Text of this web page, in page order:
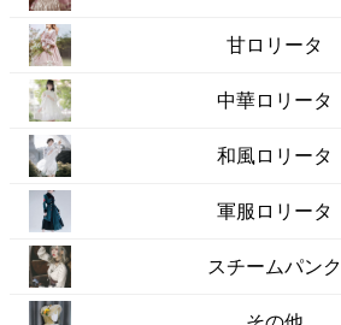
甘ロリータ
中華ロリータ
和風ロリータ
軍服ロリータ
スチームパンク